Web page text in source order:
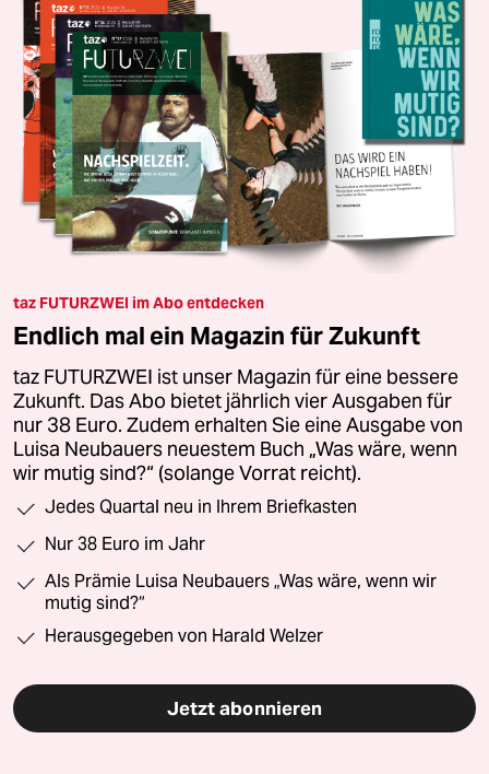
taz FUTURZWEI im Abo entdecken
Endlich mal ein Magazin für Zukunft
taz FUTURZWEI ist unser Magazin für eine bessere
Zukunft. Das Abo bietet jährlich vier Ausgaben für
nur 38 Euro. Zudem erhalten Sie eine Ausgabe von
Luisa Neubauers neuestem Buch „Was wäre, wenn
wir mutig sind?“ (solange Vorrat reicht).
Jedes Quartal neu in Ihrem Briefkasten
Nur 38 Euro im Jahr
Als Prämie Luisa Neubauers „Was wäre, wenn wir
mutig sind?“
Herausgegeben von Harald Welzer
Jetzt abonnieren